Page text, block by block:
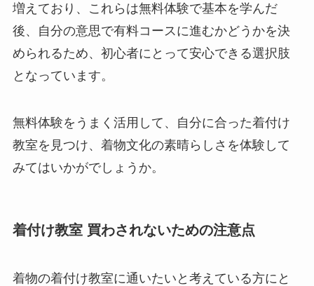
増えており、これらは無料体験で基本を学んだ
後、自分の意思で有料コースに進むかどうかを決
められるため、初心者にとって安心できる選択肢
となっています。
無料体験をうまく活用して、自分に合った着付け
教室を見つけ、着物文化の素晴らしさを体験して
みてはいかがでしょうか。
着付け教室 買わされないための注意点
着物の着付け教室に通いたいと考えている方にと